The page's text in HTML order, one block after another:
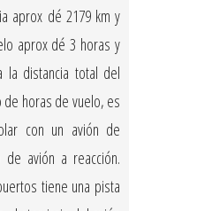
aprox dé 2179 km y
aprox dé 3 horas y
la distancia total del
horas de vuelo, es
con un avión de
avión a reacción.
tiene una pista